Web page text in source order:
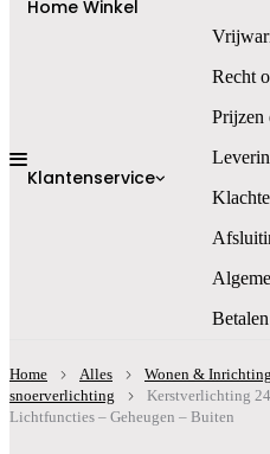
Home Winkel
Klantenservice
Recht
Prijzen
Betalen
Home Alles Wonen & Inrichting
snoerverlichting
Kerstverlichting
Lichtfuncties – Geheugen – Buiten